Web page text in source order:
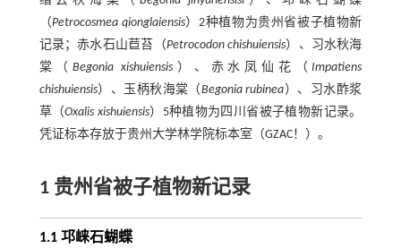
（Petrocosmea qionglaiensis）2种植物为贵州省被子植物新
记录；赤水石山苣苔（Petrocodon chishuiensis）、习水秋海
棠（Begonia xishuiensis ）、赤水凤仙花（Impatiens
chishuiensis）、玉柄秋海棠（Begonia rubinea）、习水酢浆
草（Oxalis xishuiensis）5种植物为四川省被子植物新记录。
凭证标本存放于贵州大学林学院标本室（GZAC！）。
1 贵州省被子植物新记录
1.1 邛崃石蝴蝶